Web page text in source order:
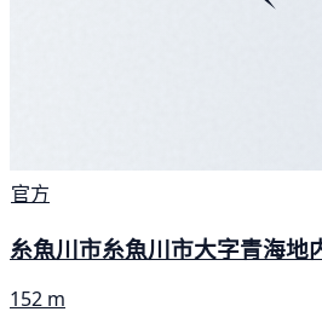
官方
糸魚川市糸魚川市大字青海地
152 m